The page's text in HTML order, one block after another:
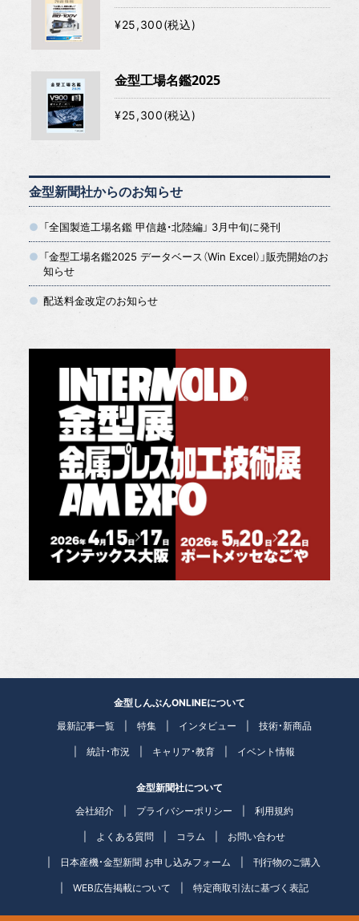
¥25,300(税込)
金型工場名鑑2025
¥25,300(税込)
金型新聞社からのお知らせ
「全国製造工場名鑑 甲信越・北陸編」 3月中旬に発刊
「金型工場名鑑2025 データベース（Win Excel）」販売開始のお
知らせ
配送料金改定のお知らせ
金型しんぶんONLINEについて
最新記事一覧
特集 インタビュー 技術・新商品
統計・市況 キャリア・教育 イベント情報
金型新聞社について
会社紹介
プライバシーポリシー 利用規約
よくある質問 コラム お問い合わせ
日本産機・金型新聞 お申し込みフォーム 刊行物のご購入
WEB広告掲載について 特定商取引法に基づく表記